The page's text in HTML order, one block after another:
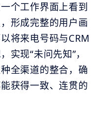
个工作界面上看到
形成完整的用户画
将来电号码与CRM
实现“未问先知”，
全渠道的整合，确
获得一致、连贯的